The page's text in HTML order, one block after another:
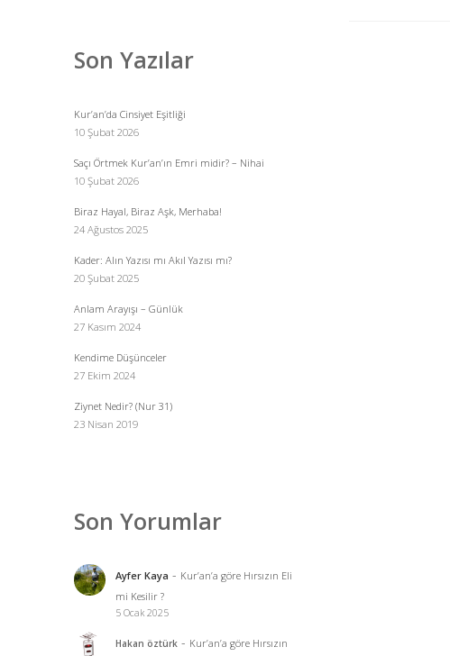
Son Yazılar
Kur’an’da Cinsiyet Eşitliği
10 Şubat 2026
Saçı Örtmek Kur’an’ın Emri midir? – Nihai
10 Şubat 2026
Biraz Hayal, Biraz Aşk, Merhaba!
24 Ağustos 2025
Kader: Alın Yazısı mı Akıl Yazısı mı?
20 Şubat 2025
Anlam Arayışı – Günlük
27 Kasım 2024
Kendime Düşünceler
27 Ekim 2024
Ziynet Nedir? (Nur 31)
23 Nisan 2019
Son Yorumlar
Ayfer Kaya - Kur’an’a göre Hırsızın Eli
mi Kesilir ?
5 Ocak 2025
Hakan öztürk- Kur’an’a göre Hırsızın